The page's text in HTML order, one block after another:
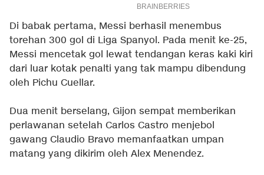
Di babak pertama, Messi berhasil menembus
torehan 300 gol di Liga Spanyol. Pada menit ke-25,
Messi mencetak gol lewat tendangan keras kaki kiri
dari luar kotak penalti yang tak mampu dibendung
oleh Pichu Cuellar.
Dua menit berselang, Gijon sempat memberikan
perlawanan setelah Carlos Castro menjebol
gawang Claudio Bravo memanfaatkan umpan
matang yang dikirim oleh Alex Menendez.